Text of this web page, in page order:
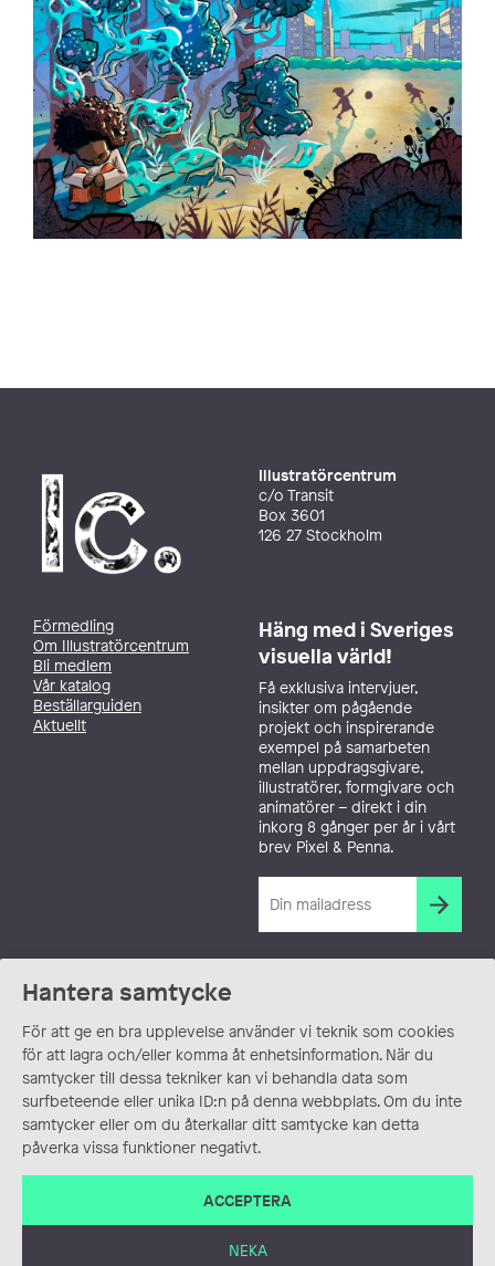
Hantera samtycke
För att ge en bra upplevelse använder vi teknik som cookies
för att lagra och/eller komma åt enhetsinformation. När du
samtycker till dessa tekniker kan vi behandla data som
surfbeteende eller unika ID:n på denna webbplats. Om du inte
samtycker eller om du återkallar ditt samtycke kan detta
påverka vissa funktioner negativt.
ACCEPTERA
NEKA
Illustratörcentrum
c/o Transit
Box 3601
126 27 Stockholm
Förmedling
Om Illustratörcentrum
Bli medlem
Vår katalog
Beställarguiden
Aktuellt
Häng med i Sveriges
visuella värld!
Få exklusiva intervjuer,
insikter om pågående
projekt och inspirerande
exempel på samarbeten
mellan uppdragsgivare,
illustratörer, formgivare och
animatörer – direkt i din
inkorg 8 gånger per år i vårt
brev Pixel & Penna.